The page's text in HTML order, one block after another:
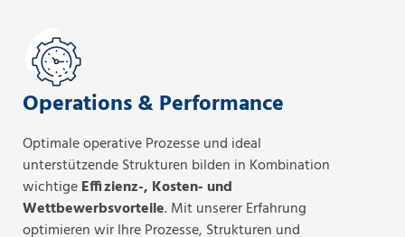
Operations & Performance
Optimale operative Prozesse und ideal
unterstützende Strukturen bilden in Kombination
wichtigeEffizienz-, Kosten- und
Wettbewerbsvorteile. Mit unserer Erfahrung
optimieren wir Ihre Prozesse, Strukturen und